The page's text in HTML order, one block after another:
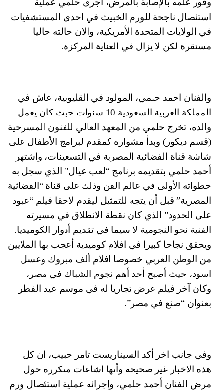
استئصال ناجحة للورم الخبيث في احدى المستشفيات
في الولايات المتحدة الأمريكية، والان حالته حاليا
مستقرة لكن لا يزال في العناية المركزة.
والفنان احمد حلمي، المولود في القليوبية، عاش في
المملكة العربية السعودية 10 سنوات حيث كان يعمل
والده، تخرج حلمي من المعهد العالي للفنون المسرحية
(قسم ديكور) وبدأ مشواره كمقدم لبرامج الأطفال على
شاشة قناة الفضائية المصرية في التسعينات، واشتهر
أحمد حلمي بتقديمه برنامج “لعب عيال” الذي سجل به
خطواته الأولى في عالم الفن وذلك على قناة “الفضائية
المصرية” قبل أن يتجه للتمثيل ليقدم لاحقا فيلم “عبود
على الحدود” الذي كان نقطة الانطلاق في مسيرته
الفنية نحو النجومية لا سيما في تقديم أدوار الكوميديا.
ويحقق نجاحا كبيرا في افلام كوميدية أعجب بها الملايين
من الوطن العربي خصوصا افلام ألف مبروك وعسل
اسود، حيث أصبح أحد أهم نجوم الشباك في مصر،
وكان آخر فيلم عرض تجاريا له في موسم عيد الفطر
بعنوان “صنع في مصر”.
وفي جانب اخر أكد السيناريست تامر حبيب، ان كل
هذه الاخبار غير صحيحة وأنها اشاعات متكررة حول
مرض الفنان أحمد حلمي، وإجرائه عملية استئصال ورم